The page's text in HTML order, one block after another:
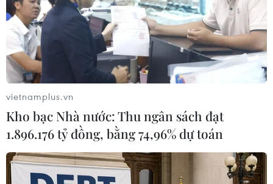
#Bình Phước #Lật thuyền #Đuối nước
#Tử vong
Bình Phước
Đồng Nai
Theo dõi VietnamPlus
vietnamplus.vn
Kho bạc Nhà nước: Thu ngân sách đạt
1.896.176 tỷ đồng, bằng 74,96% dự toán